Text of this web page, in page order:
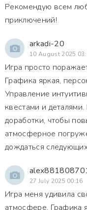
Рекомендую всем
приключений!
arkadi-20
10 August 2025
Игра просто
Графика яркая,
Управление
квестами и
доработки, чтобы
атмосферное
дождаться
27 July 2025 00:16
Игра меня удивила
атмосфере. Графика